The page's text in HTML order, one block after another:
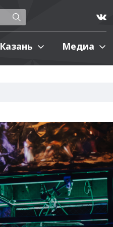
Казань Медиа